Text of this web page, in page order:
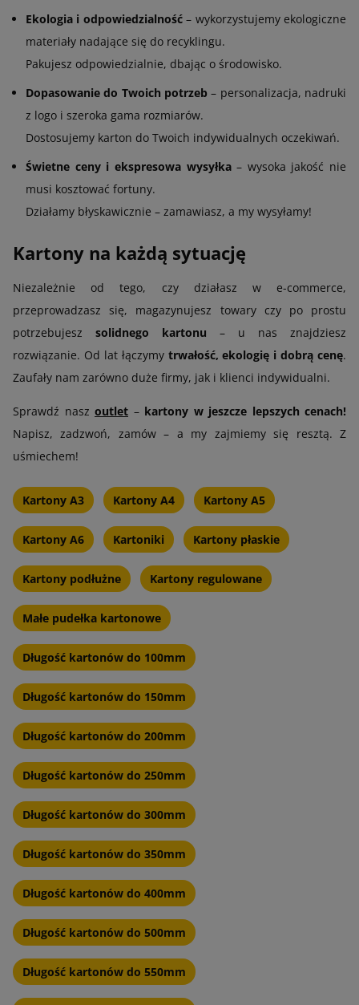
Ekologia i odpowiedzialność– wykorzystujemy ekologiczne
materiały nadające się do recyklingu.
Pakujesz odpowiedzialnie, dbając o środowisko.
Dopasowanie do Twoich potrzeb – personalizacja, nadruki
z logo i szeroka gama rozmiarów.
Dostosujemy karton do Twoich indywidualnych oczekiwań.
Świetne ceny i ekspresowa wysyłka– wysoka jakość nie
musi kosztować fortuny.
Działamy błyskawicznie – zamawiasz, a my wysyłamy!
Kartony na każdą sytuację
Niezależnie od tego, czy działasz w e-commerce,
przeprowadzasz się, magazynujesz towary czy po prostu
potrzebujesz solidnego kartonu – u nas znajdziesz
rozwiązanie. Od lat łączymy trwałość, ekologię i dobrą cenę.
Zaufały nam zarówno duże firmy, jak i klienci indywidualni.
Sprawdź nasz outlet – kartony w jeszcze lepszych cenach!
Napisz, zadzwoń, zamów – a my zajmiemy się resztą. Z
uśmiechem!
Kartony A3 Kartony A4 Kartony A5
Kartony A6 Kartoniki Kartony płaskie
Kartony podłużne Kartony regulowane
Małe pudełka kartonowe
Długość kartonów do 100mm
Długość kartonów do 150mm
Długość kartonów do 200mm
Długość kartonów do 250mm
Długość kartonów do 300mm
Długość kartonów do 350mm
Długość kartonów do 400mm
Długość kartonów do 500mm
Długość kartonów do 550mm